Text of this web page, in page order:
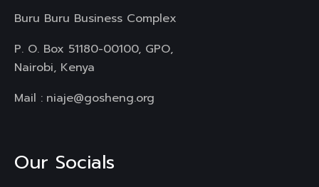
Buru Buru Business Complex
P. O. Box 51180-00100, GPO,
Nairobi, Kenya
Mail : niaje@gosheng.org
Our Socials